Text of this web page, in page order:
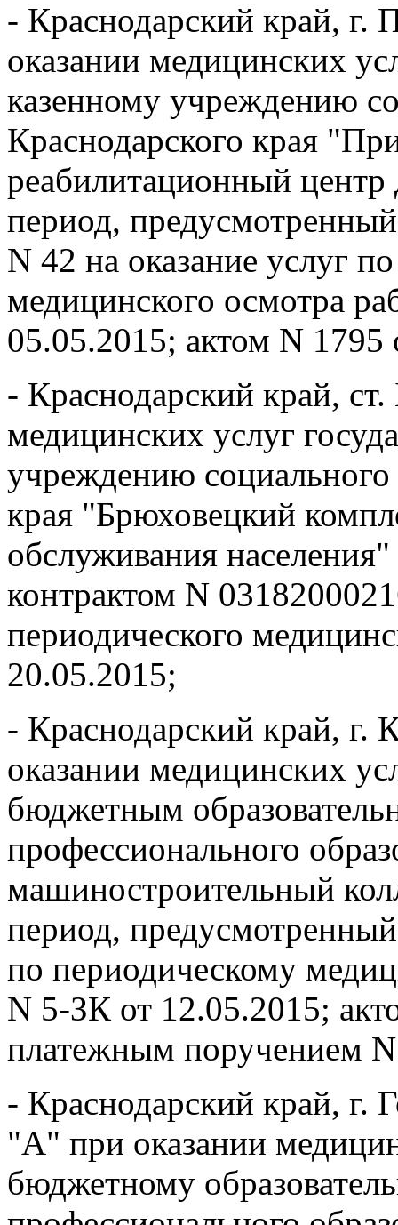
- Краснодарский край, г.
оказании медицинских
казенному учреждению
Краснодарского края
реабилитационный
период,
N 42 на оказание услуг
медицинского осмотра
05.05.2015; актом N 1795
- Краснодарский край,
медицинских услуг
учреждению
края "Брюховецкий
обслуживания
контрактом N
периодического
20.05.2015;
- Краснодарский край, г.
оказании медицинских
бюджетным
профессионального
машиностроительный
период,
по периодическому
N 5-ЗК от 12.05.2015;
платежным поручением
- Краснодарский край, г.
"А" при оказании
бюджетному